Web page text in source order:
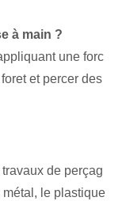
à main ?
une forc
et percer des
de perçag
le plastique